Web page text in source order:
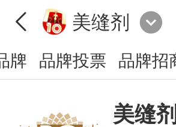
美缝剂
牌 品牌投票 品牌招
美缝